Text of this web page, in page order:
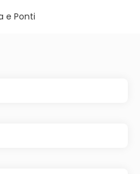
e Ponti